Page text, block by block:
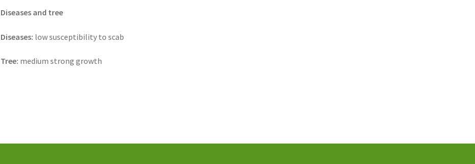
Diseases and tree
Diseases: low susceptibility to scab
Tree: medium strong growth